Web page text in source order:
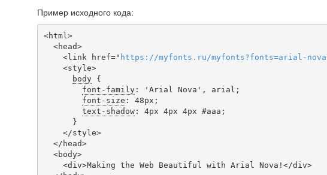
Пример исходного кода:
<html>
    <link href="
https ://myfonts . ru /myfonts?fonts=arial-nova
body {
font-family: 'Arial Nova', arial;
font-size : 48px;
text-shadow: 4px 4px 4px #aaa;